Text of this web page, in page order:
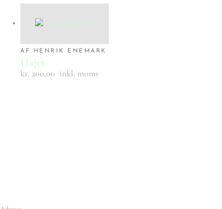
AF HENRIK ENEMARK
Hajer
kr. 200,00 inkl. moms